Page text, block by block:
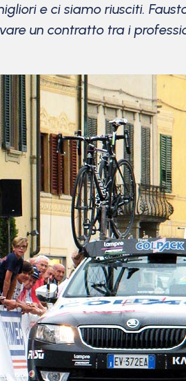
e ci siamo riusciti.
un contratto tra i